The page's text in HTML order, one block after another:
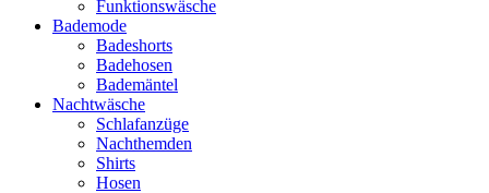
Funktionswäsche
Bademode
Badeshorts
Badehosen
Bademäntel
Nachtwäsche
Schlafanzüge
Nachthemden
Shirts
Hosen